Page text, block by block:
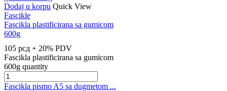
Dodaj u korpu Quick View
Fascikle
Fascikla plastificirana sa gumicom
600g
105 рсд + 20% PDV
Fascikla plastificirana sa gumicom
600g quantity
Fascikla pismo A5 sa dugmetom ...